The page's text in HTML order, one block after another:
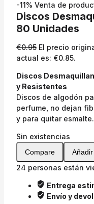
-11% Venta de
Discos
80 Unidades
€0.95 El precio
actual es: €0.85.
Discos
y Resistentes
Discos de algodón
perfume, no dejan
y para quitar
Sin existencias
Compare
24 personas están
Entrega
Envío y